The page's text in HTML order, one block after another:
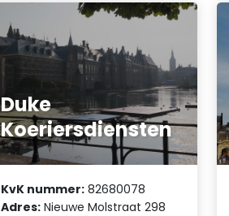
Duke
Koeriersdiensten
KvK nummer: 82680078
Adres: Nieuwe Molstraat 298